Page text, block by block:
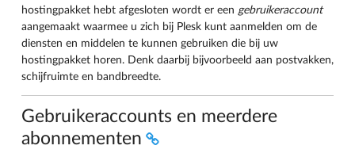
hostingpakket hebt afgesloten wordt er een gebruikeraccount
aangemaakt waarmee u zich bij Plesk kunt aanmelden om de
diensten en middelen te kunnen gebruiken die bij uw
hostingpakket horen. Denk daarbij bijvoorbeeld aan postvakken,
schijfruimte en bandbreedte.
Gebruikeraccounts en meerdere
abonnementen